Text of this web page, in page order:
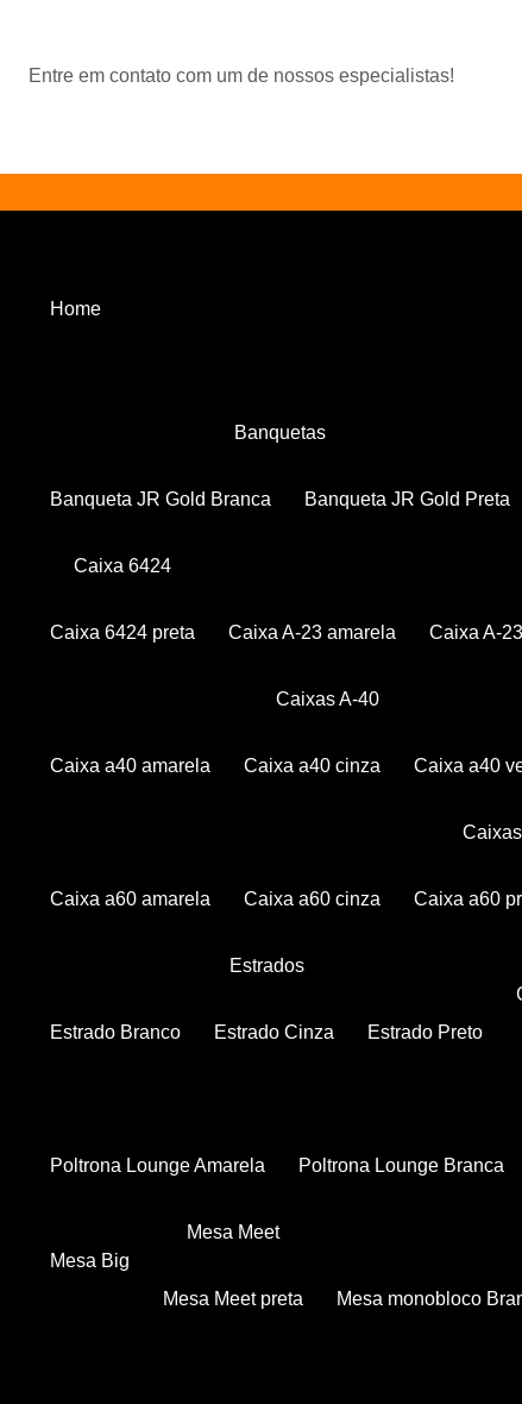
Entre em contato com um de nossos especialistas!
Home
Banquetas
Banqueta JR Gold Branca Banqueta JR Gold Preta
Caixa 6424
Caixa 6424 preta Caixa A-23 amarela Caixa A-
Caixas A-40
Caixa a40 amarela Caixa a40 cinza Caixa a40
Caixa a60 amarela Caixa a60 cinza Caixa a60
Estrados
Estrado Branco Estrado Cinza Estrado Preto
Poltrona Lounge Amarela Poltrona Lounge Branca
Mesa Big
Mesa Meet
Mesa Meet preta Mesa monobloco